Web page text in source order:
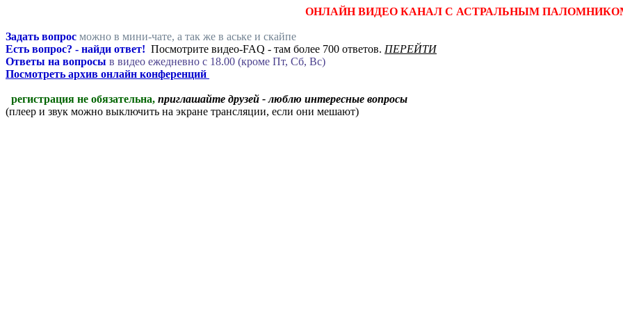
ОНЛАЙН ВИДЕО КАНАЛ С АСТРАЛЬНЫМ
Задать вопрос можно в мини-чате, а так же в аське и скайпе
Есть вопрос? - найди ответ! Посмотрите видео-FAQ - там более 700 ответов. ПЕРЕЙТИ
Ответы на вопросы в видео ежедневно c 18.00 (кроме Пт, Сб, Вс)
Посмотреть архив онлайн конференций
регистрация не обязательна, приглашайте друзей - люблю интересные вопросы
(плеер и звук можно выключить на экране трансляции, если они мешают)